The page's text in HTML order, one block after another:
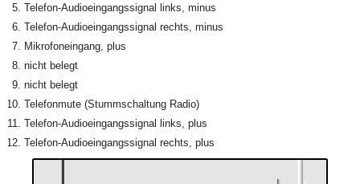
Telefon-Audioeingangssignal links, minus
Telefon-Audioeingangssignal rechts, minus
Mikrofoneingang, plus
nicht belegt
nicht belegt
Telefonmute (Stummschaltung Radio)
Telefon-Audioeingangssignal links, plus
Telefon-Audioeingangssignal rechts, plus